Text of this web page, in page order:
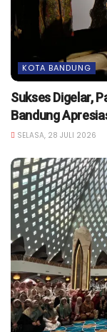
KOTA BANDUNG
Sukses Digelar,
Bandung
SELASA, 28 JULI 2026